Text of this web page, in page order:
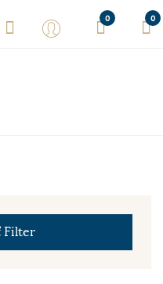
0 0
Filter